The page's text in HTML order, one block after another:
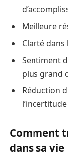
Meilleure
Clarté dans
Sentiment
plus grand
Réduction
l’incertitude
Comment
dans sa vie